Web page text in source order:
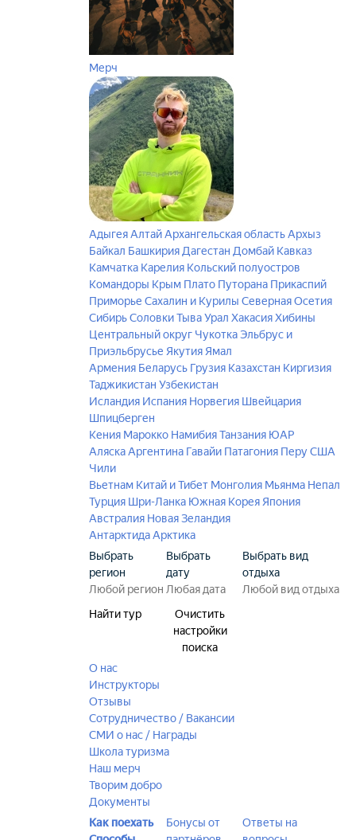
Мерч
АдыгеяАлтайАрхангельская областьАрхыз
Байкал Башкирия Дагестан Домбай Кавказ
Камчатка Карелия Кольский полуостров
Командоры Крым Плато Путорана Прикаспий
Приморье Сахалин и Курилы Северная Осетия
СибирьСоловкиТываУрал ХакасияХибины
Центральный округ ЧукоткаЭльбрус и
Приэльбрусье Якутия Ямал
Армения Беларусь Грузия Казахстан Киргизия
Таджикистан Узбекистан
Исландия Испания Норвегия Швейцария
Шпицберген
Кения Марокко НамибияТанзания ЮАР
АляскаАргентина Гавайи Патагония Перу США
Чили
Вьетнам Китай и Тибет Монголия Мьянма Непал
Турция Шри-Ланка Южная Корея Япония
Австралия Новая Зеландия
АнтарктидаАрктика
Выбрать
регион
Выбрать
дату
Выбрать вид
отдыха
Найти тур
Очистить
настройки
поиска
О нас
Инструкторы
Отзывы
Сотрудничество / Вакансии
СМИ о нас / Награды
Школа туризма
Наш мерч
Творим добро
Документы
Как поехать
Бонусы от
Ответы на